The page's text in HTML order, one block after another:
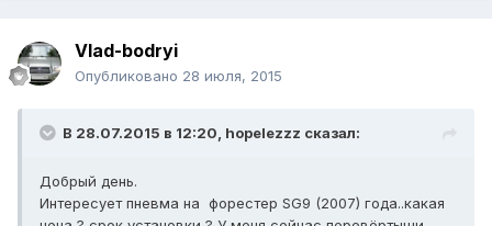
Vlad-bodryi
Опубликовано 28 июля, 2015
В 28.07.2015 в 12:20, hopelezzz сказал:
Добрый день.
Интересует пневма на форестер SG9 (2007) года..какая